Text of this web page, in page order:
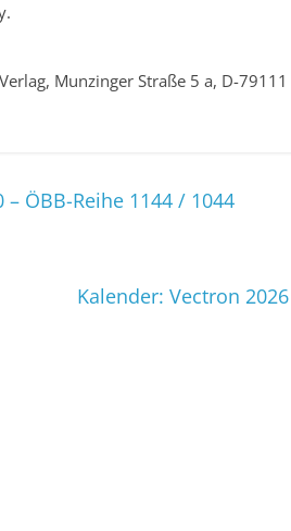
Munzinger Straße 5 a, D-79111
ÖBB-Reihe 1144 / 1044
Kalender: Vectron 2026